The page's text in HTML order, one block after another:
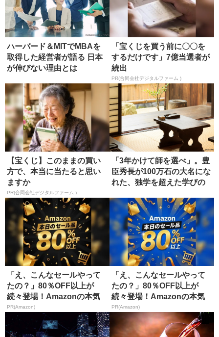
ハーバード＆MITでMBAを
取得した経営者が語る 日本
が伸びない理由とは
「宝くじを買う前に〇〇を
するだけです」7億当選者が
続出
PR(合同会社デジタルファーム )
【宝くじ】このままの買い
方で、本当に当たると思い
ますか
PR(合同会社デジタルファーム )
「3年かけて師を選べ」。豊
臣秀長が100万石の大名にな
れた、独学を超えた学びの
「え、こんなセールやって
たの？」80％OFF以上が
続々登場！Amazonの本気
が...
PR(Amazon)
「え、こんなセールやって
たの？」80％OFF以上が
続々登場！Amazonの本気
が...
PR(Amazon)